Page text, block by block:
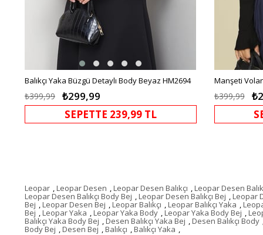
Balıkçı Yaka Büzgü Detaylı Body Beyaz HM2694
₺299,99
₺399,99
SEPETTE 239,99 TL
₺399,99
Leopar ,Leopar Desen ,Leopar Desen Balıkçı ,Leopar Desen
Leopar Desen Balıkçı Body Bej ,Leopar Desen Balıkçı Bej ,Leopar
Bej ,Leopar Desen Bej ,Leopar Balıkçı ,Leopar Balıkçı Yaka ,
Bej ,Leopar Yaka ,Leopar Yaka Body ,Leopar Yaka Body Bej ,
Balıkçı Yaka Body Bej ,Desen Balıkçı Yaka Bej ,Desen Balıkçı Body
Body Bej ,Desen Bej ,Balıkçı ,Balıkçı Yaka ,